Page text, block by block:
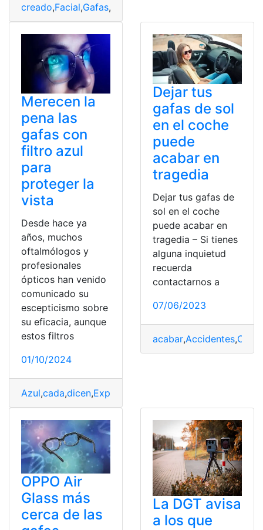
creado,Facial,Gafas,
Merecen la
pena las
gafas con
filtro azul
para
proteger la
vista
Desde hace ya
años, muchos
oftalmólogos y
profesionales
ópticos han venido
comunicado su
escepticismo sobre
su eficacia, aunque
estos filtros
01/10/2024
Azul,cada,dicen,Expertos
Dejar tus
gafas de sol
en el coche
puede
acabar en
tragedia
Dejar tus gafas de
sol en el coche
puede acabar en
tragedia – Si tienes
alguna inquietud
recuerda
contactarnos a
07/06/2023
acabar,Accidentes,
OPPO Air
Glass más
cerca de las
La DGT avisa
a los que